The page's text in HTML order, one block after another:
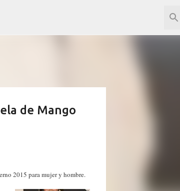
de Mango
2015 para mujer y hombre.